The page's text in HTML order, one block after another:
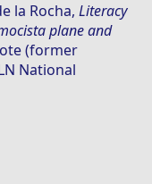
la Rocha,Literacy
plane and
(former
National